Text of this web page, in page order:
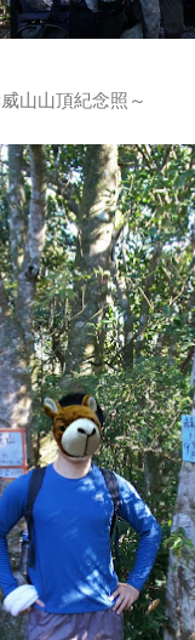
山山頂紀念照～